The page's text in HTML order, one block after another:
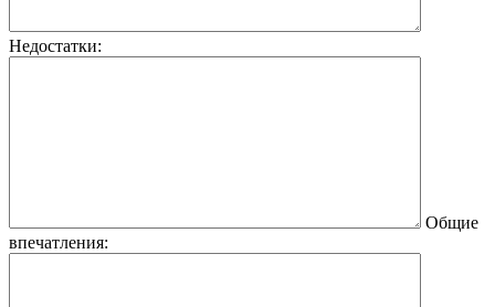
Недостатки:
Общие
впечатления: